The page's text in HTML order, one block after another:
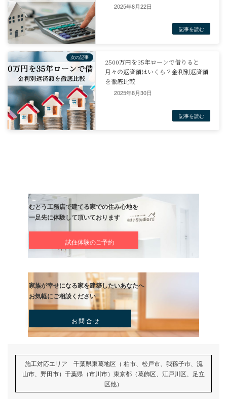
まとめ
規格住宅と注文住宅は、価格帯、建築期間、自由度、将来設計とい
それぞれ異なる特徴を持っています。
それぞれのメリット・デメリットを理解し、自身のライフスタイル
将来設計などを考慮した上で、最適な住宅タイプを選択することが
す。
予算を抑え、短期間で家を建てたい場合は規格住宅が、自由度の高
将来的な柔軟性を重視する場合は注文住宅が適していると言えるで
カスタマイズも可能です。
注文住宅においては、ゼロから理想をカタチにする設計力と丁寧な
経験豊富なスタッフが、土地やご予算、将来設計までを見据えた最
案をいたします。
お気軽にご相談ください。
子育て世帯の住宅購入！35年ロ
安心の未来設計
2025年8月22日
2025年8月30日